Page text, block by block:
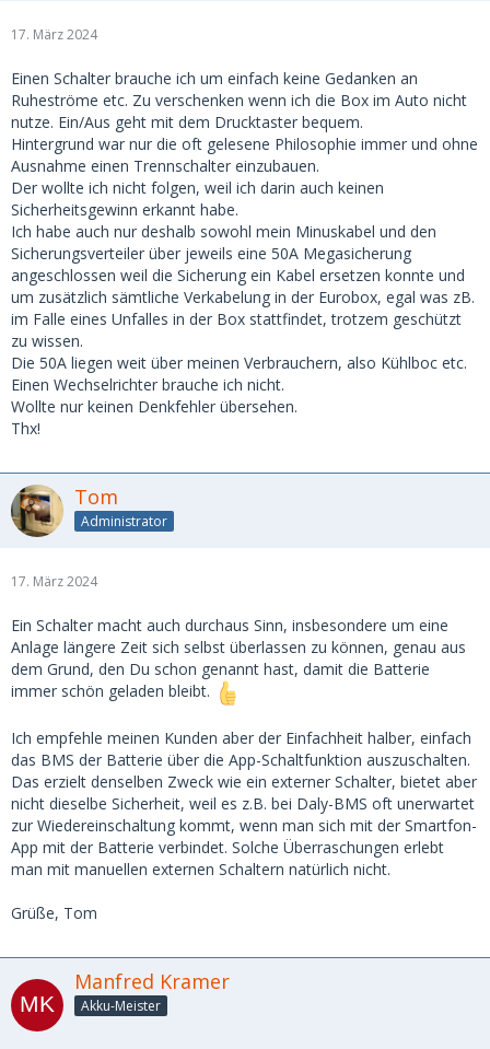
17. März 2024
Einen Schalter brauche ich um einfach keine Gedanken an
Ruheströme etc. Zu verschenken wenn ich die Box im Auto nicht
nutze. Ein/Aus geht mit dem Drucktaster bequem.
Hintergrund war nur die oft gelesene Philosophie immer und ohne
Ausnahme einen Trennschalter einzubauen.
Der wollte ich nicht folgen, weil ich darin auch keinen
Sicherheitsgewinn erkannt habe.
Ich habe auch nur deshalb sowohl mein Minuskabel und den
Sicherungsverteiler über jeweils eine 50A Megasicherung
angeschlossen weil die Sicherung ein Kabel ersetzen konnte und
um zusätzlich sämtliche Verkabelung in der Eurobox, egal was zB.
im Falle eines Unfalles in der Box stattfindet, trotzem geschützt
zu wissen.
Die 50A liegen weit über meinen Verbrauchern, also Kühlboc etc.
Einen Wechselrichter brauche ich nicht.
Wollte nur keinen Denkfehler übersehen.
Thx!
Tom
Administrator
17. März 2024
Ein Schalter macht auch durchaus Sinn, insbesondere um eine
Anlage längere Zeit sich selbst überlassen zu können, genau aus
dem Grund, den Du schon genannt hast, damit die Batterie
immer schön geladen bleibt.
Ich empfehle meinen Kunden aber der Einfachheit halber, einfach
das BMS der Batterie über die App-Schaltfunktion auszuschalten.
Das erzielt denselben Zweck wie ein externer Schalter, bietet aber
nicht dieselbe Sicherheit, weil es z.B. bei Daly-BMS oft unerwartet
zur Wiedereinschaltung kommt, wenn man sich mit der Smartfon-
App mit der Batterie verbindet. Solche Überraschungen erlebt
man mit manuellen externen Schaltern natürlich nicht.
Grüße, Tom
Manfred Kramer
Akku-Meister